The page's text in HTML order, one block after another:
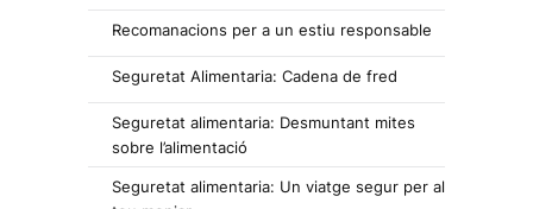
Recomanacions per a un estiu responsable
Seguretat Alimentaria: Cadena de fred
Seguretat alimentaria: Desmuntant mites
sobre l’alimentació
Seguretat alimentaria: Un viatge segur per al